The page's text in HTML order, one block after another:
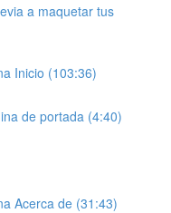
a maquetar tus
Inicio (103:36)
de portada (4:40)
Acerca de (31:43)